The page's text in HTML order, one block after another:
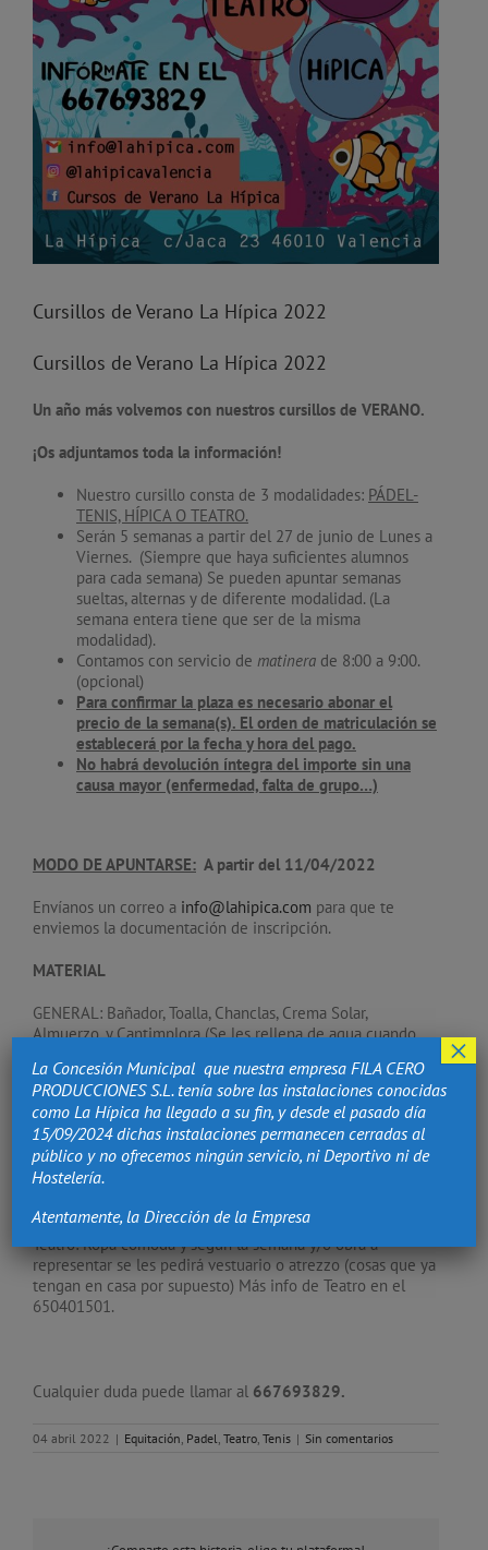
Cursillos de Verano La Hípica 2022
Cursillos de Verano La Hípica 2022
Un año más volvemos con nuestros cursillos de VERANO.
¡Os adjuntamos toda la información!
Nuestro cursillo consta de 3 modalidades: PÁDEL-
TENIS, HÍPICA O TEATRO.
Serán 5 semanas a partir del 27 de junio de Lunes a
Viernes. (Siempre que haya suficientes alumnos
para cada semana) Se pueden apuntar semanas
sueltas, alternas y de diferente modalidad. (La
semana entera tiene que ser de la misma
modalidad).
Contamos con servicio de matinera de 8:00 a 9:00.
(opcional)
Para confirmar la plaza es necesario abonar el
precio de la semana(s). El orden de matriculación se
establecerá por la fecha y hora del pago.
No habrá devolución íntegra del importe sin una
causa mayor (enfermedad, falta de grupo…)
MODO DE APUNTARSE: A partir del 11/04/2022
Envíanos un correo a info@lahipica.com para que te
enviemos la documentación de inscripción.
MATERIAL
GENERAL: Bañador, Toalla, Chanclas, Crema Solar,
Almuerzo, y Cantimplora (Se les rellena de agua cuando
Pádel y Tenis: Necesita raqueta de pádel y de tenis, ropa
cómoda y gorra.
Hípica: Botas altas (pueden ser de invierno o de agua altas)
y casco. Pantalones o leggins largos. Más info de
Teatro: Ropa cómoda y según la semana y/o obra a
representar se les pedirá vestuario o atrezzo (cosas que ya
tengan en casa por supuesto) Más info de Teatro en el
650401501.
Cualquier duda puede llamar al 667693829.
04 abril 2022 | Equitación Padel Teatro Tenis | Sin comentarios
La Concesión Municipal que nuestra empresa FILA CERO
PRODUCCIONES S.L. tenía sobre las instalaciones conocidas
como La Hípica ha llegado a su fin, y desde el pasado día
15/09/2024 dichas instalaciones permanecen cerradas al
público y no ofrecemos ningún servicio, ni Deportivo ni de
Hostelería.
Atentamente, la Dirección de la Empresa
×